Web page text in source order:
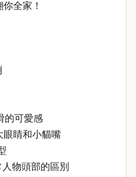
全家！
的可愛感
眼睛和小貓嘴
物頭部的區別